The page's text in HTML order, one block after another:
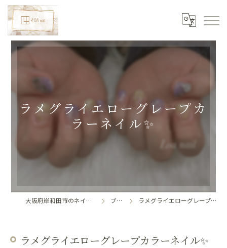
ラメグライエローグレープカ
ラーネイル✨
大阪府岸和田市のネイルならLoa nail ブログ ラメグライエローグレープカラーネイル✨
ラメグライエローグレープカラーネイル✨